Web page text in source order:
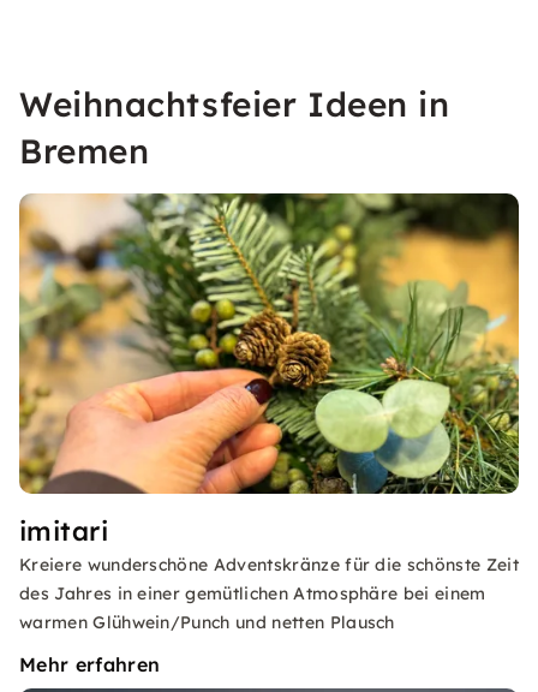
Weihnachtsfeier Ideen in
Bremen
imitari
Kreiere wunderschöne Adventskränze für die schönste Zeit
des Jahres in einer gemütlichen Atmosphäre bei einem
warmen Glühwein/Punch und netten Plausch
Mehr erfahren